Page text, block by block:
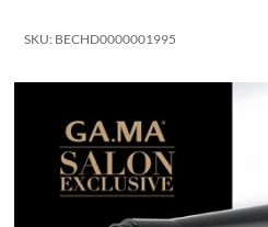
SKU: BECHD0000001995